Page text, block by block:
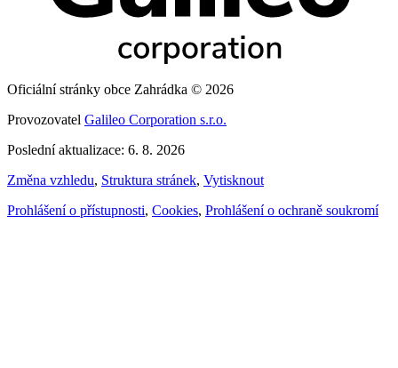
Oficiální stránky obce Zahrádka © 2026
Provozovatel Galileo Corporation s.r.o.
Poslední aktualizace: 6. 8. 2026
Změna vzhledu, Struktura stránek, Vytisknout
Prohlášení o přístupnosti, Cookies, Prohlášení o ochraně soukromí